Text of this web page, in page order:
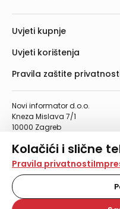
Kolačići i slične
Na našoj web stranici
tehnologije za pohranu,
vašem uređaju. Time
analiziramo promet na
oglase koji vas zanimaju.
Pravila privatnosti
Novi informator d.o.o.
Kneza Mislava 7/1
10000 Zagreb
Telefaks: 01/4612-553
info@informator.hr
PRATITE NAS:
Uvjeti kupnje
Uvjeti korištenja
Pravila zaštite